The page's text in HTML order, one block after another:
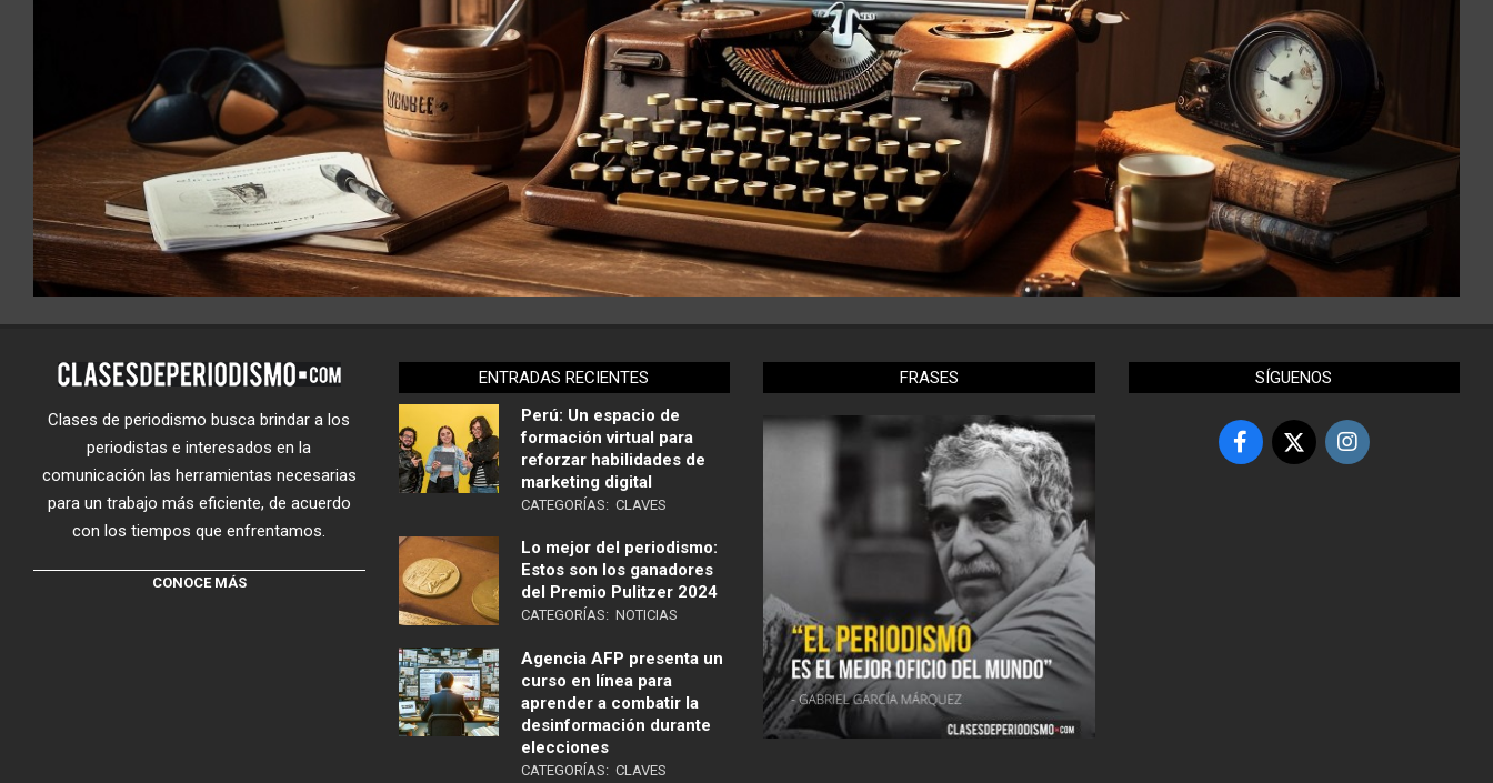
Clases de periodismo busca brindar a los
periodistas e interesados en la
comunicación las herramientas necesarias
para un trabajo más eficiente, de acuerdo
con los tiempos que enfrentamos.
CONOCE MÁS
ENTRADAS RECIENTES
Perú: Un espacio de
formación virtual para
reforzar habilidades de
marketing digital
CATEGORÍAS: CLAVES
Lo mejor del periodismo:
Estos son los ganadores
del Premio Pulitzer 2024
CATEGORÍAS: NOTICIAS
Agencia AFP presenta un
curso en línea para
aprender a combatir la
desinformación durante
elecciones
CATEGORÍAS: CLAVES
FRASES SÍGUENOS